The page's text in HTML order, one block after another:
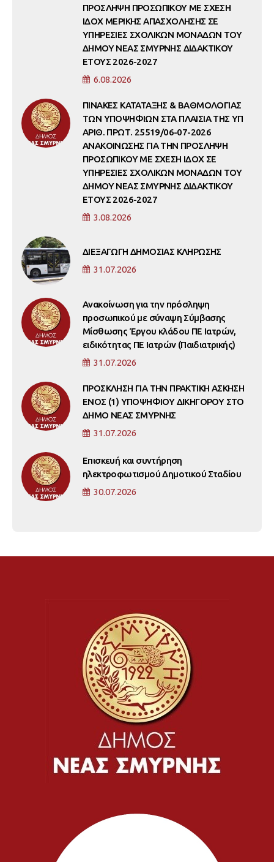
ΠΡΟΣΛΗΨΗ ΠΡΟΣΩΠΙΚΟΥ ΜΕ ΣΧΕΣΗ
ΙΔΟΧ ΜΕΡΙΚΗΣ ΑΠΑΣΧΟΛΗΣΗΣ ΣΕ
ΥΠΗΡΕΣΙΕΣ ΣΧΟΛΙΚΩΝ ΜΟΝΑΔΩΝ ΤΟΥ
ΔΗΜΟΥ ΝΕΑΣ ΣΜΥΡΝΗΣ ΔΙΔΑΚΤΙΚΟΥ
ΕΤΟΥΣ 2026-2027
6.08.2026
ΠΙΝΑΚΕΣ ΚΑΤΑΤΑΞΗΣ & ΒΑΘΜΟΛΟΓΙΑΣ
ΤΩΝ ΥΠΟΨΗΦΙΩΝ ΣΤΑ ΠΛΑΙΣΙΑ ΤΗΣ ΥΠ
ΑΡΙΘ. ΠΡΩΤ. 25519/06-07-2026
ΑΝΑΚΟΙΝΩΣΗΣ ΓΙΑ ΤΗΝ ΠΡΟΣΛΗΨΗ
ΠΡΟΣΩΠΙΚΟΥ ΜΕ ΣΧΕΣΗ ΙΔΟΧ ΣΕ
ΥΠΗΡΕΣΙΕΣ ΣΧΟΛΙΚΩΝ ΜΟΝΑΔΩΝ ΤΟΥ
ΔΗΜΟΥ ΝΕΑΣ ΣΜΥΡΝΗΣ ΔΙΔΑΚΤΙΚΟΥ
ΕΤΟΥΣ 2026-2027
3.08.2026
ΔΙΕΞΑΓΩΓΗ ΔΗΜΟΣΙΑΣ ΚΛΗΡΩΣΗΣ
31.07.2026
Ανακοίνωση για την πρόσληψη
προσωπικού με σύναψη Σύμβασης
Μίσθωσης Έργου κλάδου ΠΕ Ιατρών,
ειδικότητας ΠΕ Ιατρών (Παιδιατρικής)
31.07.2026
ΠΡΟΣΚΛΗΣΗ ΓΙΑ ΤΗΝ ΠΡΑΚΤΙΚΗ ΑΣΚΗΣΗ
ΕΝΟΣ (1) ΥΠΟΨΗΦΙΟΥ ΔΙΚΗΓΟΡΟΥ ΣΤΟ
ΔΗΜΟ ΝΕΑΣ ΣΜΥΡΝΗΣ
31.07.2026
Επισκευή και συντήρηση
ηλεκτροφωτισμού Δημοτικού Σταδίου
30.07.2026